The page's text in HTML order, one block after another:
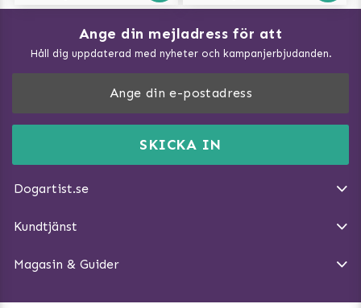
Ange din mejladress för att
Håll dig uppdaterad med nyheter och kampanjerbjudanden.
SKICKA IN
Dogartist.se
DogArtist.se drivs av:
E-post:info@dogartist.se
Kundtjänst
Ångra Köp
Magasin & Guider
Vad kan hundar äta?
Träna Nose Work hemma
Så gör du promenaden roligare
Hundbäddar